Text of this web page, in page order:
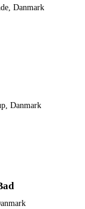
Danmark
Danmark